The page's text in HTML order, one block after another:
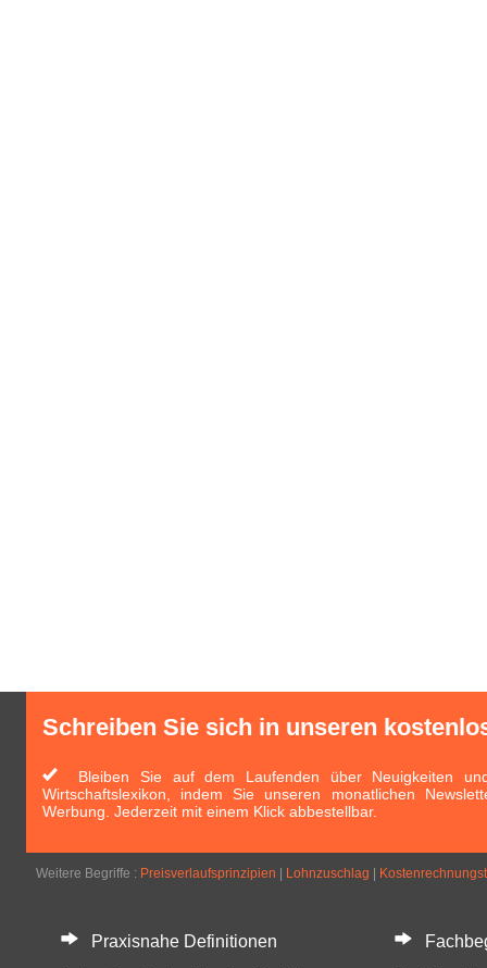
Schreiben Sie sich in unseren
Bleiben Sie auf dem Laufenden über Neuigkeiten
Wirtschaftslexikon, indem Sie unseren monatlichen
Werbung. Jederzeit mit einem Klick abbestellbar.
Weitere Begriffe : Preisverlaufsprinzipien Lohnzuschlag
Praxisnahe Definitionen